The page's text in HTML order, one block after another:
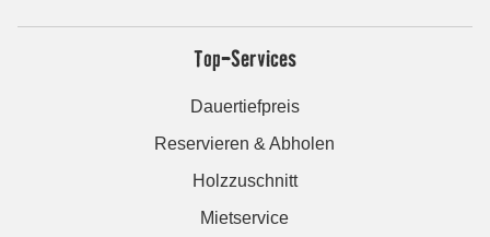
Top-Services
Dauertiefpreis
Reservieren & Abholen
Holzzuschnitt
Mietservice